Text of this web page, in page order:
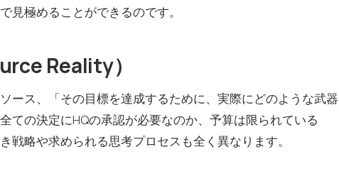
見極めることができるのです。
Reality）
ース、「その目標を達成するために、実際にどのような武器
ての決定にHQの承認が必要なのか、予算は限られている
略や求められる思考プロセスも全く異なります。